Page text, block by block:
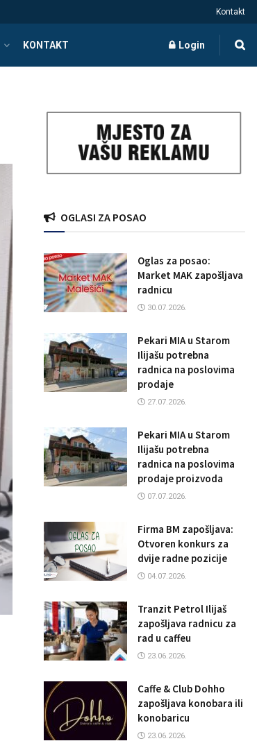
Kontakt
KONTAKT Login
OGLASI ZA POSAO
Oglas za posao:
Market MAK zapošljava
radnicu
30.07.2026.
Pekari MIA u Starom
Ilijašu potrebna
radnica na poslovima
prodaje
27.07.2026.
Pekari MIA u Starom
Ilijašu potrebna
radnica na poslovima
prodaje proizvoda
07.07.2026.
Firma BM zapošljava:
Otvoren konkurs za
dvije radne pozicije
04.07.2026.
Tranzit Petrol Ilijaš
zapošljava radnicu za
rad u caffeu
23.06.2026.
Caffe & Club Dohho
zapošljava konobara ili
konobaricu
23.06.2026.